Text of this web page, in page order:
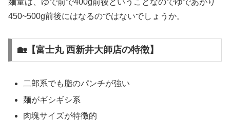
450~500g前後にはなるのではないでしょうか。
🏡【富士丸 西新井大師店の特徴】
二郎系でも脂のパンチが強い
麺がギシギシ系
肉塊サイズが特徴的